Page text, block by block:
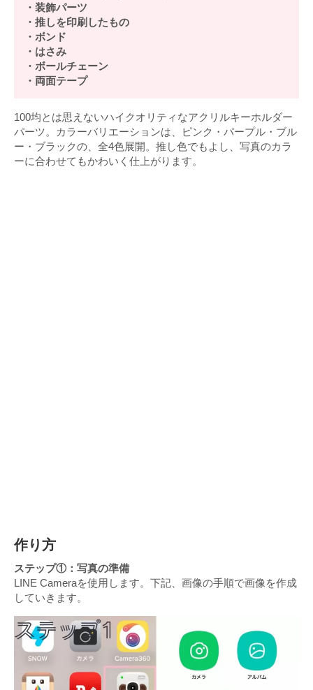
・装飾パーツ
・推しを印刷したもの
・ボンド
・はさみ
・ボールチェーン
・両面テープ
100均とは思えないハイクオリティなアクリルキーホルダー
パーツ。カラーバリエーションは、ピンク・パープル・ブル
ー・ブラックの、全4色展開。推し色でもよし、写真のカラ
ーに合わせてもかわいく仕上がります。
作り方
ステップ①：写真の準備
LINE Cameraを使用します。下記、画像の手順で画像を作成
していきます。